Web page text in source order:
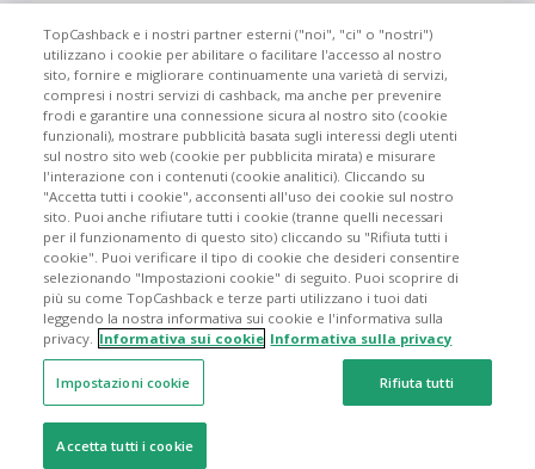
Partecipa
Info legali
Siti globali UK US CN JP DE FR AU
© 2005 - 2026 TopCashback Group Limited
TopCashback e i nostri partner esterni ("noi", "ci" o "nostri")
utilizzano i cookie per abilitare o facilitare l'accesso al nostro
sito, fornire e migliorare continuamente una varietà di servizi,
compresi i nostri servizi di cashback, ma anche per prevenire
frodi e garantire una connessione sicura al nostro sito (cookie
funzionali), mostrare pubblicità basata sugli interessi degli utenti
sul nostro sito web (cookie per pubblicita mirata) e misurare
l'interazione con i contenuti (cookie analitici). Cliccando su
"Accetta tutti i cookie", acconsenti all'uso dei cookie sul nostro
sito. Puoi anche rifiutare tutti i cookie (tranne quelli necessari
per il funzionamento di questo sito) cliccando su "Rifiuta tutti i
cookie". Puoi verificare il tipo di cookie che desideri consentire
selezionando "Impostazioni cookie" di seguito. Puoi scoprire di
più su come TopCashback e terze parti utilizzano i tuoi dati
leggendo la nostra informativa sui cookie e l'informativa sulla
privacy. Informativa sui cookie Informativa sulla privacy
Impostazioni cookie Rifiuta tutti
Accetta tutti i cookie